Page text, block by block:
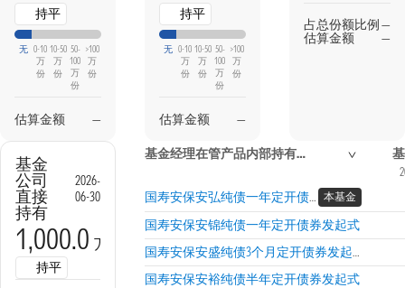
持平
无 0-10
万
份
10-50
万
份
50-
100
万
份
>100
万
份
估算金额 —
持平
无 0-10
万
份
10-50
万
份
50-
100
万
份
>100
万
份
估算金额 —
占总份额比例—
估算金额
—
基金
公司
直接
持有
2026-
06-30
1,000.0 万份
持平
基金经理在管产品内部持有信息
国寿安保安弘纯债一年定开债券发起式 本基金
国寿安保安锦纯债一年定开债券发起式
国寿安保安盛纯债3个月定开债券发起式
国寿安保安裕纯债半年定开债券发起式